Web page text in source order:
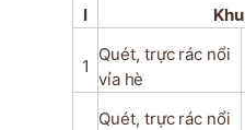
I
Khu
1
Quét, trực rác nổi
vỉa hè
Quét, trực rác nổi